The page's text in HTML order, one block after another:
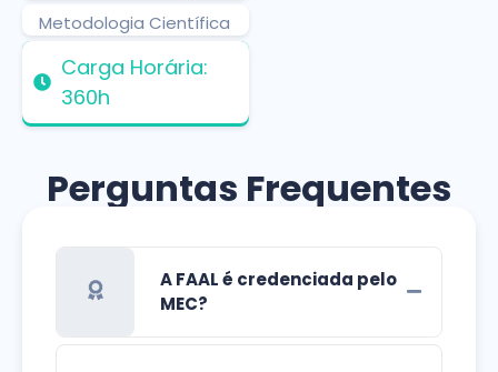
Metodologia Científica
Carga Horária:
360h
Perguntas Frequentes
A FAAL é credenciada pelo
MEC?